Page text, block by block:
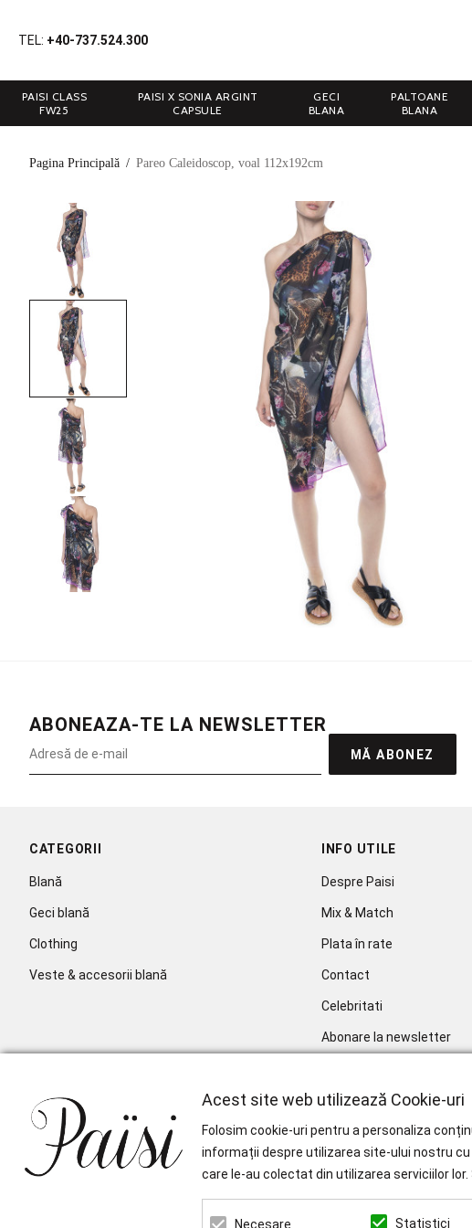
TEL: +40-737.524.300
PAISI CLASS
FW25
PAISI X SONIA ARGINT
CAPSULE
GECI
BLANA
PALTOANE
BLANA
Pagina Principală / Pareo Caleidoscop, voal 112x192cm
ABONEAZA-TE LA NEWSLETTER
MĂ ABONEZ
CATEGORII
Blană
Geci blană
Clothing
Veste & accesorii blană
INFO UTILE
Despre Paisi
Mix & Match
Plata în rate
Contact
Celebritati
Abonare la newsletter
Acest site web utilizează Cookie-uri
Folosim cookie-uri pentru a personaliza
informații despre utilizarea site-ului nostru
care le-au colectat din utilizarea serviciilor
Necesare Statistici